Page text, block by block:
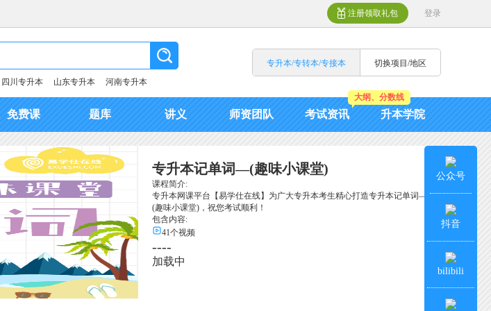
注册领取礼包 登录
四川专升本 山东专升本 河南专升本
专升本/专转本/专接本 切换项目/地区
免费课 题库 讲义 师资团队 考试资讯
大纲、分数线
升本学院
专升本记单词—(趣味小课堂)
课程简介:
专升本网课平台【易学仕在线】为广大专升本考生精心打造专升本记单词—
(趣味小课堂)，祝您考试顺利！
包含内容:
41个视频
----
加载中
公众号
抖音
bilibili